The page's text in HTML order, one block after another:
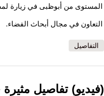
المستوى من أبوظبى في زيارة
التعاون في مجال أبحاث الفضاء.
التفاصيل
(فيديو) تفاصيل